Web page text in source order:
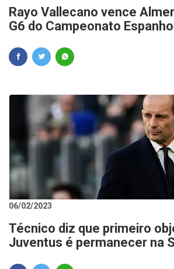
Rayo Vallecano vence
G6 do Campeonato Espanhol
06/02/2023
Técnico diz que primeiro
Juventus é permanecer na